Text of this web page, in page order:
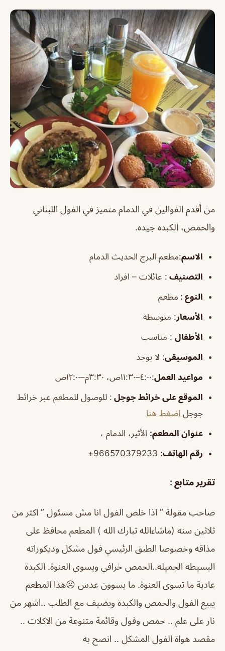
من أقدم الفوالين في الدمام متميز في الفول اللبناني
والحمص، الكبده جيده.
الاسم:مطعم البرج الحديث الدمام
التصنيف : عائلات – افراد
النوع : مطعم
الأسعار: متوسطة
الأطفال : مناسب
الموسيقى: لا يوجد
مواعيد العمل:٤:٠٠–١١:٣٠ص، ٣:٣٠م–١٢:٠٠ص
الموقع على خرائط جوجل : للوصول للمطعم عبر خرائط
جوجل اضغط هنا
عنوان المطعم: الأثير، الدمام ،
رقم الهاتف:
تقرير متابع :
صاحب مقولة ” اذا خلص الفول انا مش مسئول ” اكثر من
ثلاثين سنه (ماشاءالله تبارك الله ) المطعم محافظ على
مذاقه وخصوصا الطبق الرئيسي فول مشكل وديكوراته
البسيطه الجميله..الحمص خرافي ويسوى العنوة. الكبدة
عادية ما تسوى العنوة. ما يسوون عدس ☹️هذا المطعم
يبيع الفول والحمص والكبدة ويضيف مع الطلب ..اشهر من
نار على علم .. حمص وفول وقائمة متنوعة من الاكلات ..
مقصد هواة الفول المشكل .. انصح به